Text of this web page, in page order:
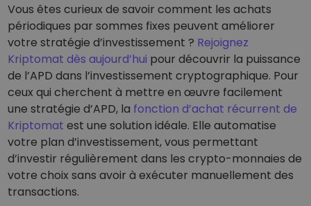
Vous êtes curieux de savoir comment les achats
périodiques par sommes fixes peuvent améliorer
votre stratégie d’investissement ? Rejoignez
Kriptomat dès aujourd’hui pour découvrir la puissance
de l’APD dans l’investissement cryptographique. Pour
ceux qui cherchent à mettre en œuvre facilement
une stratégie d’APD, la fonction d’achat récurrent de
Kriptomat est une solution idéale. Elle automatise
votre plan d’investissement, vous permettant
d’investir régulièrement dans les crypto-monnaies de
votre choix sans avoir à exécuter manuellement des
transactions.